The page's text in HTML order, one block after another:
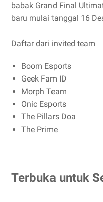
babak Grand Final
baru mulai tanggal 16
Daftar dari invited team
Boom Esports
Geek Fam ID
Morph Team
Onic Esports
The Pillars Doa
The Prime
Terbuka untuk